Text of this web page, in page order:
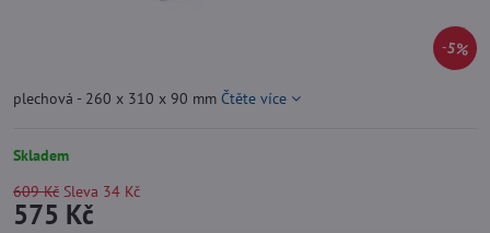
5%
plechová - 260 x 310 x 90 mm Čtěte více
Skladem
609 Kč Sleva 34 Kč
575 Kč